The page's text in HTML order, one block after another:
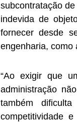
subcontratação
indevida de
fornecer desde
engenharia,
“Ao exigir que
administração
também
competitividade